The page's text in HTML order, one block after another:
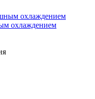
охлаждением
охлаждением